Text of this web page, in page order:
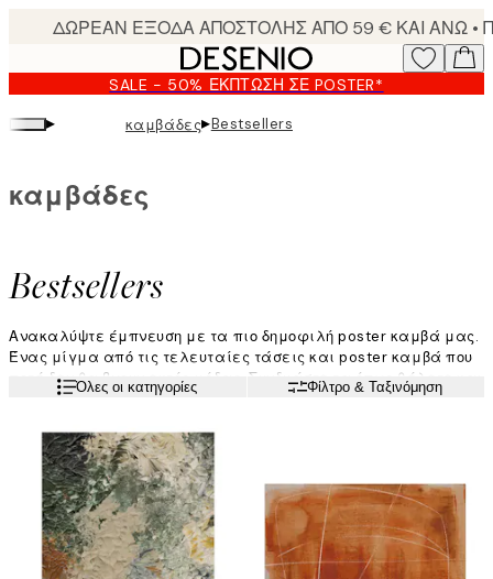
content.
SALE - 50% ΈΚΠΤΩΣΗ ΣΕ POSTER*
▸ καμβάδες▸Bestsellers
Bestsellers
καμβάδες
Ανακαλύψτε έμπνευση με τα πιο δημοφιλή poster καμβά μας.
Ένας μίγμα από τις τελευταίες τάσεις και poster καμβά που
ποτέ δεν θα βγουν εκτός μόδας. Συνδυάστε τα όπως θέλετε και
το σπίτι σας θα αποκτήσει έναν όμορφο εκσυγχρονισμό.
Διαβάστε περισσότερα
Όλες οι κατηγορίες Φίλτρο & Ταξινόμηση